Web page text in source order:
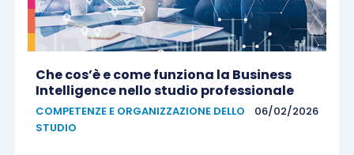
Che cos’è e come funziona la Business
Intelligence nello studio professionale
COMPETENZE E ORGANIZZAZIONE DELLO
STUDIO
06/02/2026